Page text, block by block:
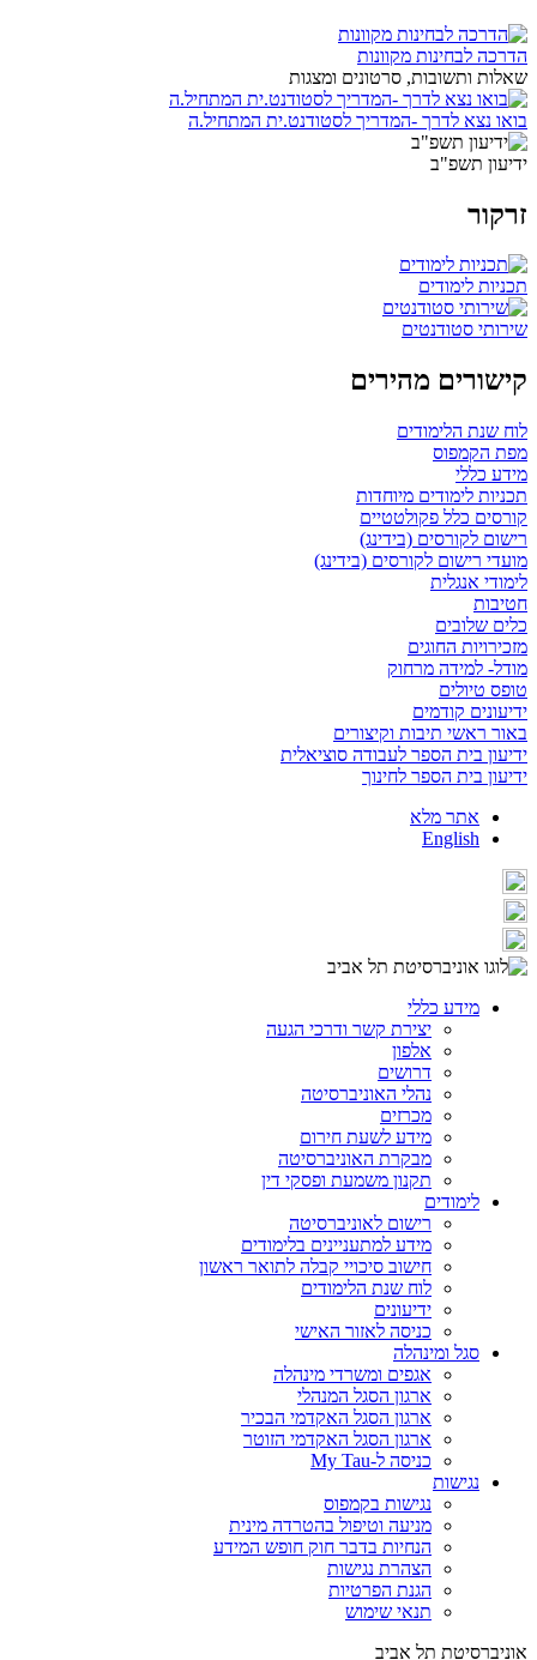
הדרכה לבחינות מקוונות
שאלות ותשובות, סרטונים ומצגות
בואו נצא לדרך -המדריך לסטודנט.ית המתחיל.ה
ידיעון תשפ"ב
זרקור
תכניות לימודים
שירותי סטודנטים
קישורים מהירים
לוח שנת הלימודים
מפת הקמפוס
מידע כללי
תכניות לימודים מיוחדות
קורסים כלל פקולטטיים
רישום לקורסים (בידינג)
מועדי רישום לקורסים (בידינג)
לימודי אנגלית
חטיבות
כלים שלובים
מזכירויות החוגים
מודל- למידה מרחוק
טופס טיולים
ידיעונים קודמים
באור ראשי תיבות וקיצורים
ידיעון בית הספר לעבודה סוציאלית
ידיעון בית הספר לחינוך
אתר מלא
English
מידע כללי
יצירת קשר ודרכי הגעה
אלפון
דרושים
נהלי האוניברסיטה
מכרזים
מידע לשעת חירום
מבקרת האוניברסיטה
תקנון משמעת ופסקי דין
לימודים
רישום לאוניברסיטה
מידע למתעניינים בלימודים
חישוב סיכויי קבלה לתואר ראשון
לוח שנת הלימודים
ידיעונים
כניסה לאזור האישי
סגל ומינהלה
אגפים ומשרדי מינהלה
ארגון הסגל המנהלי
ארגון הסגל האקדמי הבכיר
ארגון הסגל האקדמי הזוטר
כניסה ל-My Tau
נגישות
נגישות בקמפוס
מניעה וטיפול בהטרדה מינית
הנחיות בדבר חוק חופש המידע
הצהרת נגישות
הגנת הפרטיות
תנאי שימוש
אוניברסיטת תל אביב